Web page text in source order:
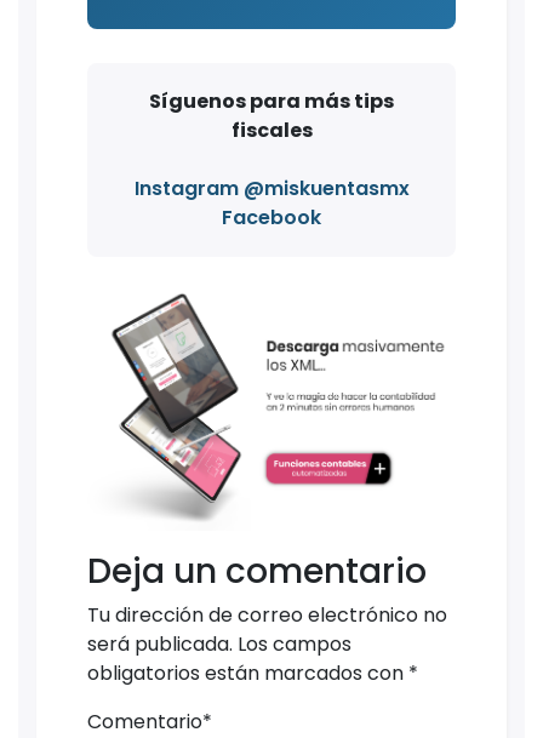
Síguenos para más tips
fiscales
Instagram @miskuentasmx
Facebook
Deja un comentario
Tu dirección de correo electrónico no
será publicada. Los campos
obligatorios están marcados con *
Comentario*